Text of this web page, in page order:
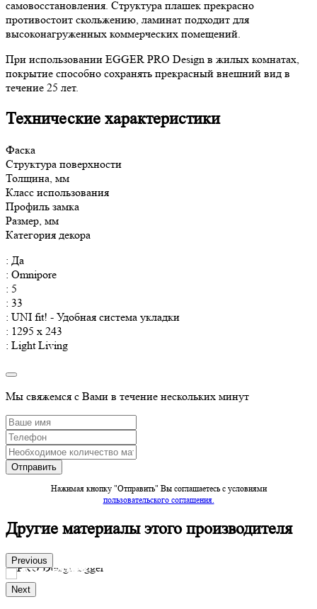
самовосстановления. Структура плашек прекрасно
противостоит скольжению, ламинат подходит для
высоконагруженных коммерческих помещений.
При использовании EGGER PRO Design в жилых комнатах,
покрытие способно сохранять прекрасный внешний вид в
течение 25 лет.
Технические характеристики
Фаска
Структура поверхности
Толщина, мм
Класс использования
Профиль замка
Размер, мм
Категория декора
: Да
: Omnipore
: 5
: 33
: UNI fit! - Удобная система укладки
: 1295 x 243
: Light Living
Мы свяжемся с Вами в течение нескольких минут
Нажимая кнопку "Отправить" Вы соглашаетесь c условиями
пользовательского соглашения.
Другие материалы этого производителя
Previous
PRO Design
Производитель:
Next